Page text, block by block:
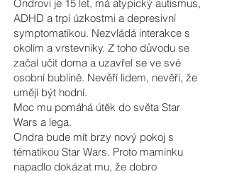
Ondrovi je 15 let, má atypický autismus,
ADHD a trpí úzkostmi a depresivní
symptomatikou. Nezvládá interakce s
okolím a vrstevníky. Z toho důvodu se
začal učit doma a uzavřel se ve své
osobní bublině. Nevěří lidem, nevěří, že
umějí být hodní.
Moc mu pomáhá útěk do světa Star
Wars a lega.
Ondra bude mít brzy nový pokoj s
tématikou Star Wars. Proto maminku
napadlo dokázat mu, že dobro